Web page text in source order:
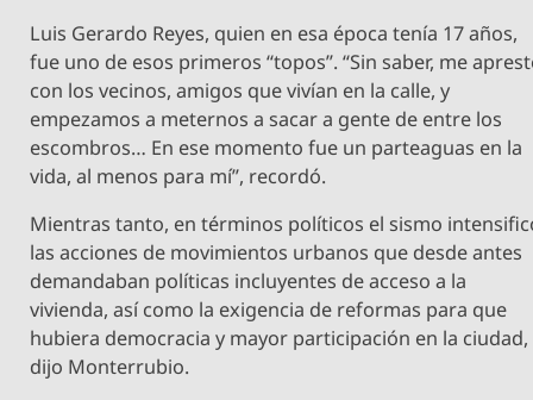
Luis Gerardo Reyes, quien en esa época tenía 17 años,
fue uno de esos primeros “topos”. “Sin saber, me
con los vecinos, amigos que vivían en la calle, y
empezamos a meternos a sacar a gente de entre los
escombros… En ese momento fue un parteaguas en la
vida, al menos para mí”, recordó.
Mientras tanto, en términos políticos el sismo
las acciones de movimientos urbanos que desde antes
demandaban políticas incluyentes de acceso a la
vivienda, así como la exigencia de reformas para que
hubiera democracia y mayor participación en la ciudad,
dijo Monterrubio.